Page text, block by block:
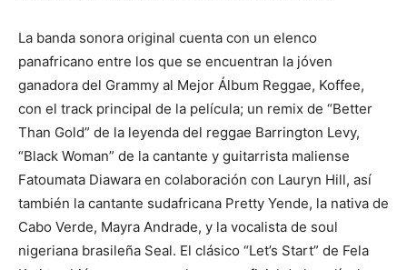
La banda sonora original cuenta con un elenco
panafricano entre los que se encuentran la jóven
ganadora del Grammy al Mejor Álbum Reggae, Koffee,
con el track principal de la película; un remix de “Better
Than Gold” de la leyenda del reggae Barrington Levy,
“Black Woman” de la cantante y guitarrista maliense
Fatoumata Diawara en colaboración con Lauryn Hill, así
también la cantante sudafricana Pretty Yende, la nativa de
Cabo Verde, Mayra Andrade, y la vocalista de soul
nigeriana brasileña Seal. El clásico “Let’s Start” de Fela